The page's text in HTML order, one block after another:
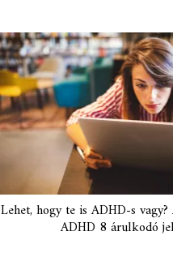
Lehet, hogy te is ADHD-s
ADHD 8 árulkodó